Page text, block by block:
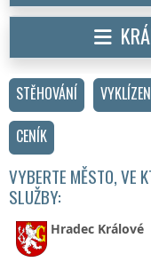
STĚHOVÁNÍ
CENÍK
VYBERTE MĚSTO, VE
SLUŽBY:
Hradec Králové